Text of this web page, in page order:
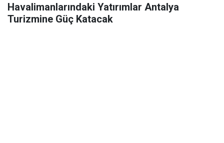
Havalimanlarındaki Yatırımlar Antalya
Turizmine Güç Katacak